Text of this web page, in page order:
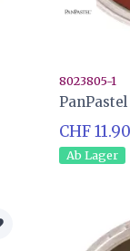
8023805-1
CHF 11.90
Ab Lager